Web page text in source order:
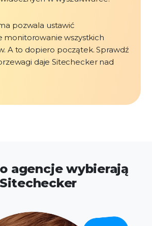
pozwala ustawić
monitorowanie wszystkich
A to dopiero początek. Sprawdź
daje Sitechecker nad
agencje wybierają
Sitechecker